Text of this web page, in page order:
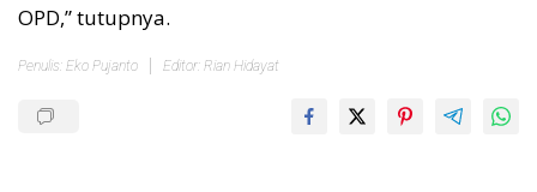
OPD,” tutupnya.
Penulis: Eko Pujanto Editor: Rian Hidayat